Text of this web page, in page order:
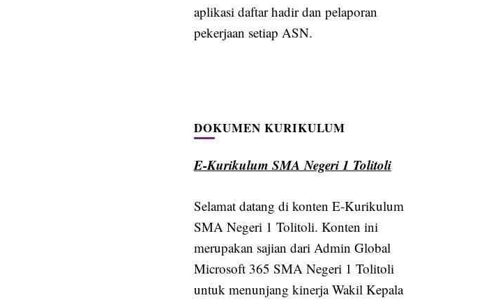
aplikasi daftar hadir dan pelaporan
pekerjaan setiap ASN.
DOKUMEN KURIKULUM
E-Kurikulum SMA Negeri 1 Tolitoli
Selamat datang di konten E-Kurikulum
SMA Negeri 1 Tolitoli. Konten ini
merupakan sajian dari Admin Global
Microsoft 365 SMA Negeri 1 Tolitoli
untuk menunjang kinerja Wakil Kepala